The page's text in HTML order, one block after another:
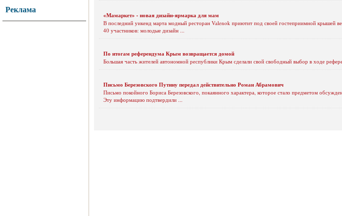
Реклама
«Мамаркет» - новая дизайн-ярмарка для мам
В последний уикенд марта модный ресторан Valenok приютит под своей гостеприимной крышей
40 участников: молодые дизайн ...
По итогам референдума Крым возвращается домой
Большая часть жителей автономной республики Крым сделали свой свободный выбор в ходе
Письмо Березовского Путину передал действительно Роман Абрамович
Письмо покойного Бориса Березовского, покаянного характера, которое стало предметом
Эту информацию подтвердили ...